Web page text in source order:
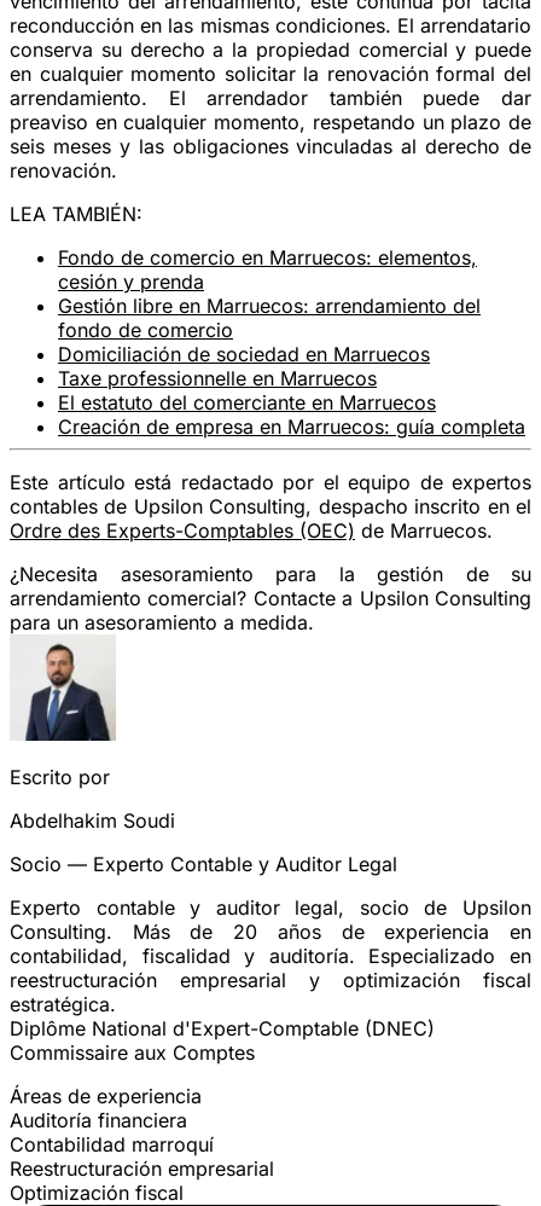
reconducción en las mismas condiciones. El arrendatario
conserva su derecho a la propiedad comercial y puede
en cualquier momento solicitar la renovación formal del
arrendamiento. El arrendador también puede dar
preaviso en cualquier momento, respetando un plazo de
seis meses y las obligaciones vinculadas al derecho de
renovación.
LEA TAMBIÉN:
Fondo de comercio en Marruecos: elementos,
cesión y prenda
Gestión libre en Marruecos: arrendamiento del
fondo de comercio
Domiciliación de sociedad en Marruecos
Taxe professionnelle en Marruecos
El estatuto del comerciante en Marruecos
Creación de empresa en Marruecos: guía completa
Este artículo está redactado por el equipo de expertos
contables de Upsilon Consulting, despacho inscrito en el
Ordre des Experts-Comptables (OEC) de Marruecos.
¿Necesita asesoramiento para la gestión de su
arrendamiento comercial? Contacte a Upsilon Consulting
para un asesoramiento a medida.
Escrito por
Abdelhakim Soudi
Socio — Experto Contable y Auditor Legal
Experto contable y auditor legal, socio de Upsilon
Consulting. Más de 20 años de experiencia en
contabilidad, fiscalidad y auditoría. Especializado en
reestructuración empresarial y optimización fiscal
estratégica.
Diplôme National d'Expert-Comptable (DNEC)
Commissaire aux Comptes
Áreas de experiencia
Auditoría financiera
Contabilidad marroquí
Reestructuración empresarial
Optimización fiscal